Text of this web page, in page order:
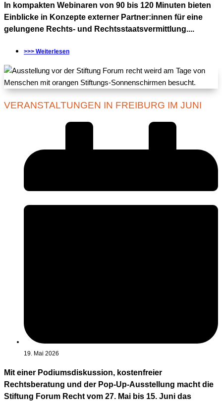
In kompakten Webinaren von 90 bis 120 Minuten bieten
Einblicke in Konzepte externer Partner:innen für eine
gelungene Rechts- und Rechtsstaatsvermittlung....
>>> Weiterlesen
VERANSTALTUNGEN IN FREIBURG IM JUNI
19. Mai 2026
Mit einer Podiumsdiskussion, kostenfreier
Rechtsberatung und der Pop-Up-Ausstellung macht die
Stiftung Forum Recht vom 27. Mai bis 15. Juni das